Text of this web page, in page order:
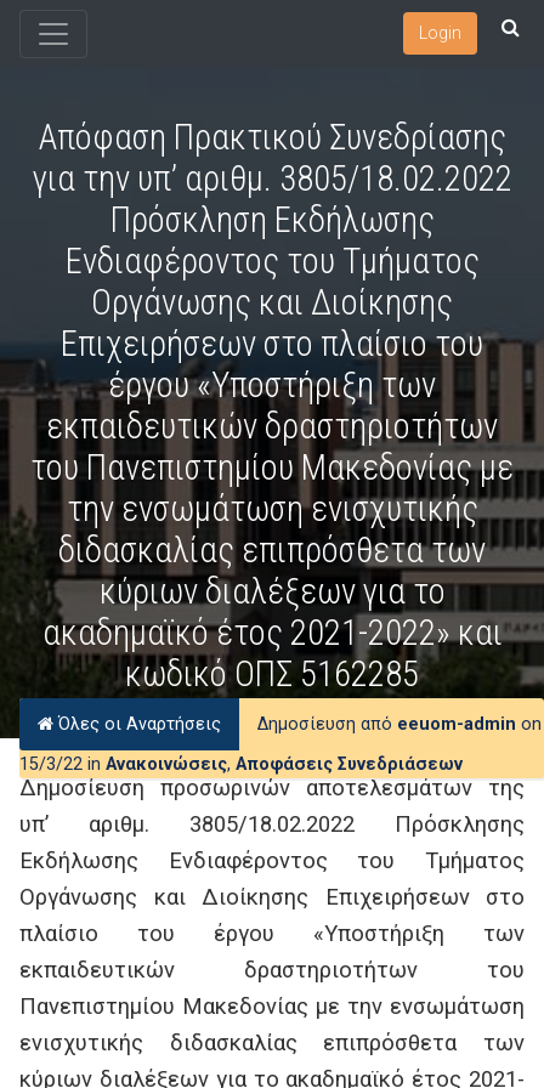
Login
Απόφαση Πρακτικού Συνεδρίασης
για την υπ’ αριθμ. 3805/18.02.2022
Πρόσκληση Εκδήλωσης
Ενδιαφέροντος του Τμήματος
Οργάνωσης και Διοίκησης
Επιχειρήσεων στο πλαίσιο του
έργου «Υποστήριξη των
εκπαιδευτικών δραστηριοτήτων
του Πανεπιστημίου Μακεδονίας με
την ενσωμάτωση ενισχυτικής
διδασκαλίας επιπρόσθετα των
κύριων διαλέξεων για το
ακαδημαϊκό έτος 2021-2022» και
κωδικό ΟΠΣ 5162285
Όλες οι Αναρτήσεις Δημοσίευση από eeuom-admin on
15/3/22 in Ανακοινώσεις, Αποφάσεις Συνεδριάσεων
Δημοσίευση προσωρινών αποτελεσμάτων της
υπ’ αριθμ. 3805/18.02.2022 Πρόσκλησης
Εκδήλωσης Ενδιαφέροντος του Τμήματος
Οργάνωσης και Διοίκησης Επιχειρήσεων στο
πλαίσιο του έργου «Υποστήριξη των
εκπαιδευτικών δραστηριοτήτων του
Πανεπιστημίου Μακεδονίας με την ενσωμάτωση
ενισχυτικής διδασκαλίας επιπρόσθετα των
κύριων διαλέξεων για το ακαδημαϊκό έτος 2021-